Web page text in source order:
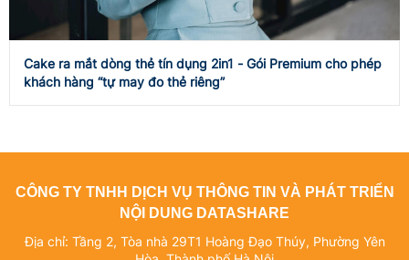
Cake ra mắt dòng thẻ tín dụng 2in1 - Gói Premium cho phép
khách hàng “tự may đo thẻ riêng”
CÔNG TY TNHH DỊCH VỤ THÔNG TIN VÀ PHÁT TRIỂN
NỘI DUNG DATASHARE
Địa chỉ: Tầng 2, Tòa nhà 29T1 Hoàng Đạo Thúy, Phường Yên